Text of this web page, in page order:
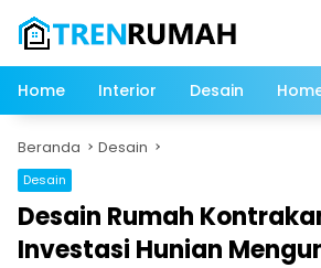
konten
Home
Interior Desain
Beranda Desain
Desain
Desain Rumah
Investasi Hunian